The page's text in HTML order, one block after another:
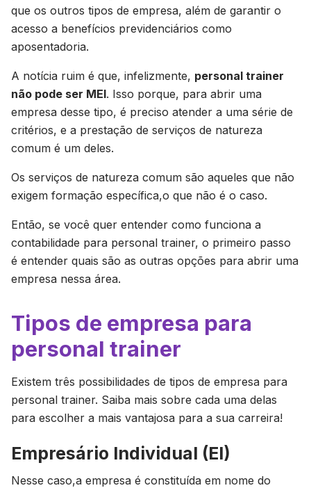
que os outros tipos de empresa, além de garantir o
acesso a benefícios previdenciários como
aposentadoria.
A notícia ruim é que, infelizmente, personal trainer
não pode ser MEI. Isso porque, para abrir uma
empresa desse tipo, é preciso atender a uma série de
critérios, e a prestação de serviços de natureza
comum é um deles.
Os serviços de natureza comum são aqueles que não
exigem formação específica,o que não é o caso.
Então, se você quer entender como funciona a
contabilidade para personal trainer, o primeiro passo
é entender quais são as outras opções para abrir uma
empresa nessa área.
Tipos de empresa para
personal trainer
Existem três possibilidades de tipos de empresa para
personal trainer. Saiba mais sobre cada uma delas
para escolher a mais vantajosa para a sua carreira!
Empresário Individual (EI)
Nesse caso,a empresa é constituída em nome do